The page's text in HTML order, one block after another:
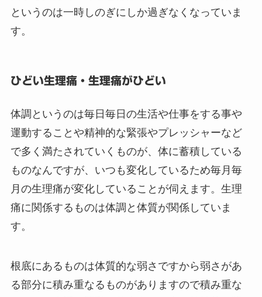
というのは一時しのぎにしか過ぎなくなっていま
す。
ひどい生理痛・生理痛がひどい
体調というのは毎日毎日の生活や仕事をする事や
運動することや精神的な緊張やプレッシャーなど
で多く満たされていくものが、体に蓄積している
ものなんですが、いつも変化しているため毎月毎
月の生理痛が変化していることが伺えます。生理
痛に関係するものは体調と体質が関係していま
す。
根底にあるものは体質的な弱さですから弱さがあ
る部分に積み重なるものがありますので積み重な